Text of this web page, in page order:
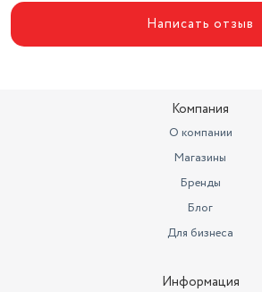
Написать отзыв
Компания
О компании
Магазины
Бренды
Блог
Для бизнеса
Информация